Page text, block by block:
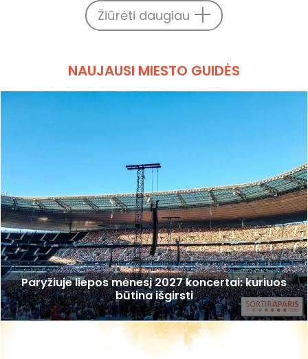
Žiūrėti daugiau
NAUJAUSI MIESTO GUIDĖS
Paryžiuje liepos mėnesį 2027 koncertai: kuriuos
būtina išgirsti